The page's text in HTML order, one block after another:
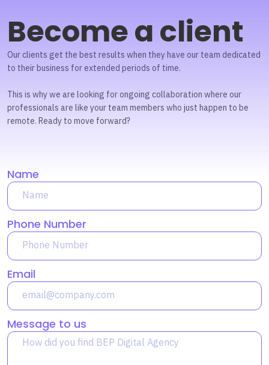
Become a client
Our clients get the best results when they have our team dedicated
to their business for extended periods of time.
This is why we are looking for ongoing collaboration where our
professionals are like your team members who just happen to be
remote. Ready to move forward?
Name
Phone Number
Email
Message to us